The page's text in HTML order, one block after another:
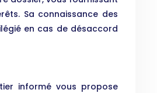
Sa connaissance des
en cas de désaccord
informé vous propose